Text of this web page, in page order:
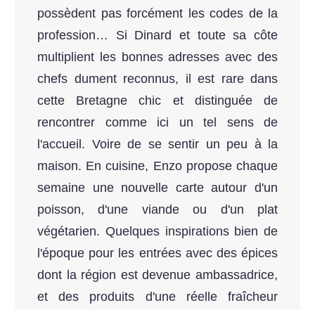
possèdent pas forcément les codes de la
profession… Si Dinard et toute sa côte
multiplient les bonnes adresses avec des
chefs dument reconnus, il est rare dans
cette Bretagne chic et distinguée de
rencontrer comme ici un tel sens de
l'accueil. Voire de se sentir un peu à la
maison. En cuisine, Enzo propose chaque
semaine une nouvelle carte autour d'un
poisson, d'une viande ou d'un plat
végétarien. Quelques inspirations bien de
l'époque pour les entrées avec des épices
dont la région est devenue ambassadrice,
et des produits d'une réelle fraîcheur